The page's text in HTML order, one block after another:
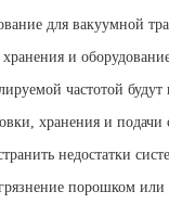
для вакуумной
и
частотой будут
хранения и подачи
недостатки
порошком